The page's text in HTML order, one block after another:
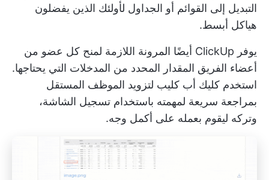
التبديل إلى القوائم أو الجداول لأولئك الذين يفضلون
هياكل أبسط.
يوفر ClickUp أيضًا المرونة اللازمة لمنح كل عضو من
أعضاء الفريق المقدار المحدد من المدخلات التي يحتاجها.
استخدم كليك أب كليب لتزويد الموظف المستقل
بمراجعة سريعة لمهمته باستخدام تسجيل الشاشة،
وتركه ليقوم بعمله على أكمل وجه.